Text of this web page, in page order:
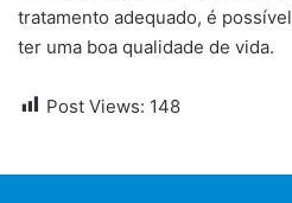
tratamento adequado, é
ter uma boa qualidade de vida.
Post Views: 148